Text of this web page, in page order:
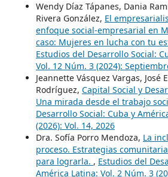
Wendy Díaz Tápanes, Dania
Rivera González, El
enfoque social-empresarial en
caso: Mujeres en lucha con tu
Estudios del Desarrollo Social:
Vol. 12 Núm. 3 (2024):
Jeannette Vásquez Vargas, José
Rodríguez, Capital Social y
Una mirada desde el trabajo
Desarrollo Social: Cuba y
(2026): Vol. 14, 2026
Dra. Sofía Porro Mendoza, La
proceso. Estrategias
para lograrla. , Estudios del
América Latina: Vol. 2 Núm. 3